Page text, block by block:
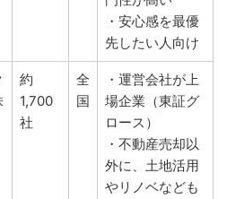
・安心感を最優
先したい人向け
約
1,700
社
全
国
・運営会社が上
場企業（東証グ
ロース）
・不動産売却以
外に、土地活用
やリノベなども